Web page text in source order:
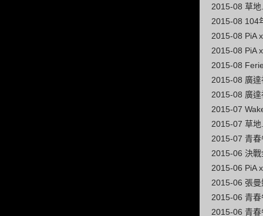
2015-08 草
2015-08 104
2015-08 PiA
2015-08 PiA
2015-08
2015-08 廣達
2015-08 廣達
2015-07
2015-07 草
2015-07 青春
2015-06 決
2015-06 PiA
2015-06 張
2015-06 青春
2015-06 青春